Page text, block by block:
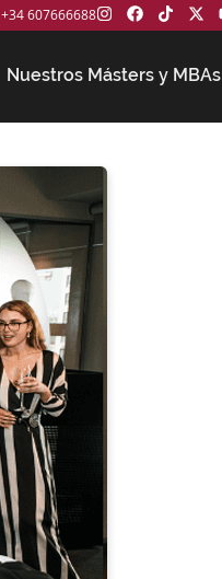
+34 607666688
Nuestros Másters y MBAs